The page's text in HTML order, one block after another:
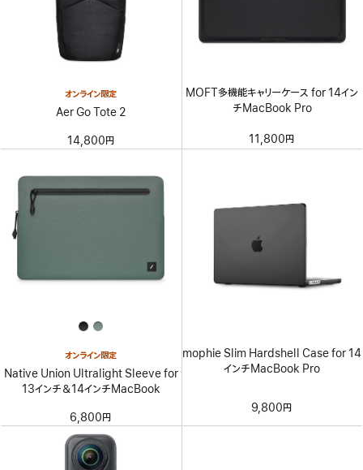
オンライン限定
Aer Go Tote 2
14,800円
MOFT多機能キャリーケース for 14イン
チMacBook Pro
11,800円
オンライン限定
Native Union Ultralight Sleeve for
13インチ＆14インチMacBook
6,800円
mophie Slim Hardshell Case for 14
インチMacBook Pro
9,800円